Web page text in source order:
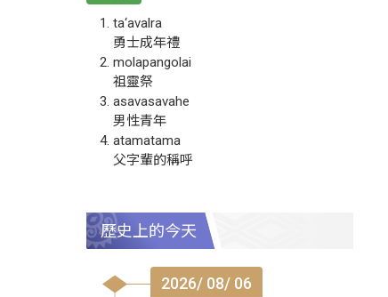
ta‘avalra
勇士成年禮
molapangolai
祖靈祭
asavasavahe
男性青年
atamatama
父字輩的稱呼
歷史上的今天
2026/ 08/ 06